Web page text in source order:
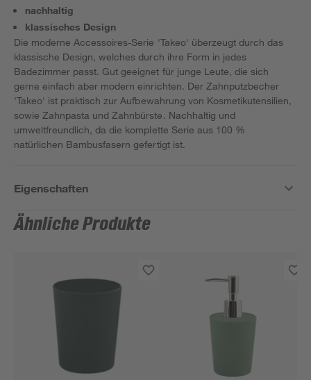
nachhaltig
klassisches Design
Die moderne Accessoires-Serie 'Takeo' überzeugt durch das
klassische Design, welches durch ihre Form in jedes
Badezimmer passt. Gut geeignet für junge Leute, die sich
gerne einfach aber modern einrichten. Der Zahnputzbecher
'Takeo' ist praktisch zur Aufbewahrung von Kosmetikutensilien,
sowie Zahnpasta und Zahnbürste. Nachhaltig und
umweltfreundlich, da die komplette Serie aus 100 %
natürlichen Bambusfasern gefertigt ist.
Eigenschaften
Ähnliche Produkte